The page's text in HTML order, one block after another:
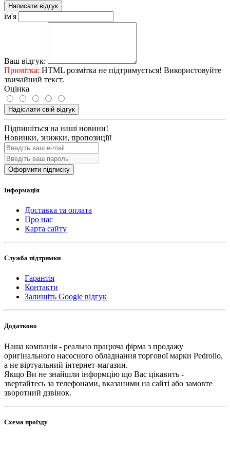
Написати відгук
ім'я
Ваш відгук:
Примітка: HTML розмітка не підтримується! Використовуйте
звичайний текст.
Оцінка
Надіслати свій відгук
Підпишіться на наші новини!
Новинки, знижки, пропозиції!
Оформити підписку
Інформація
Доставка та оплата
Про нас
Карта сайту
Служба підтримки
Гарантія
Контакти
Залишіть Google відгук
Додатково
Наша компанія - реально працюча фірма з продажу
оригінального насосного обладнання торгової марки Pedrollo,
а не віртуальний інтернет-магазин.
Якщо Ви не знайшли інформцію що Вас цікавить -
звертайтесь за телефонами, вказаними на сайті або замовте
зворотний дзвінок.
Схема проїзду